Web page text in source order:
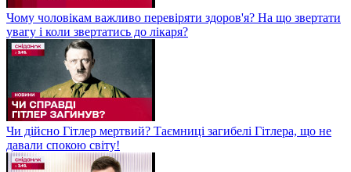
Чому чоловікам важливо перевіряти здоров'я? На що звертати
увагу і коли звертатись до лікаря?
Чи дійсно Гітлер мертвий? Таємниці загибелі Гітлера, що не
давали спокою світу!